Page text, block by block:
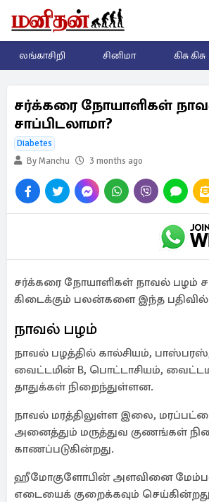
லங்காசிறி சினிமா கிசு கிசு
சர்க்கரை நோயாளிகள்
சாப்பிடலாமா?
Diabetes
By Manchu
3 months ago
சர்க்கரை நோயாளிகள் நாவல் பழம்
கிடைக்கும் பலன்களை இந்த
நாவல் பழம்
நாவல் பழத்தில் கால்சியம், பாஸ்பரஸ்,
வைட்டமின் B, பொட்டாசியம்,
தாதுக்கள் நிறைந்துள்ளன.
நாவல் மரத்திலுள்ள இலை,
அனைத்தும் மருத்துவ குணங்கள்
காணப்படுகின்றது.
ஹீமோகுளோபின் அளவினை
எடையைக் குறைக்கவும் செய்கின்றது.